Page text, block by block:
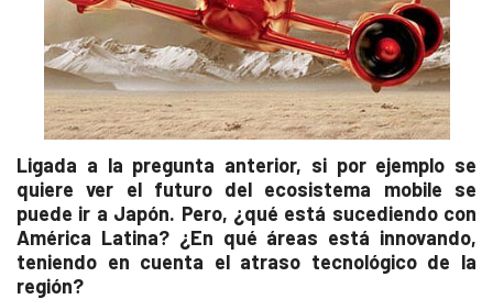
Ligada a la pregunta anterior, si por ejemplo se
quiere ver el futuro del ecosistema mobile se
puede ir a Japón. Pero, ¿qué está sucediendo con
América Latina? ¿En qué áreas está innovando,
teniendo en cuenta el atraso tecnológico de la
región?